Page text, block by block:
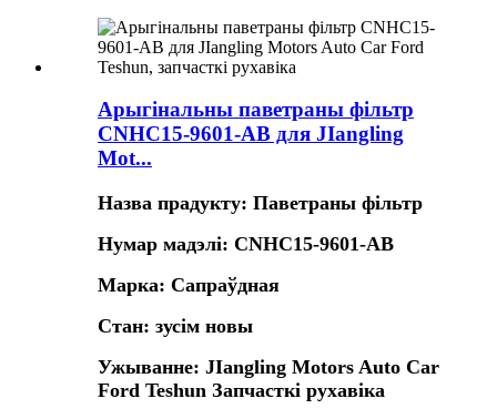
Арыгінальны паветраны фільтр
CNHC15-9601-AB для JIangling
Mot...
Назва прадукту: Паветраны фільтр
Нумар мадэлі: CNHC15-9601-AB
Марка: Сапраўдная
Стан: зусім новы
Ужыванне: JIangling Motors Auto Car
Ford Teshun Запчасткі рухавіка